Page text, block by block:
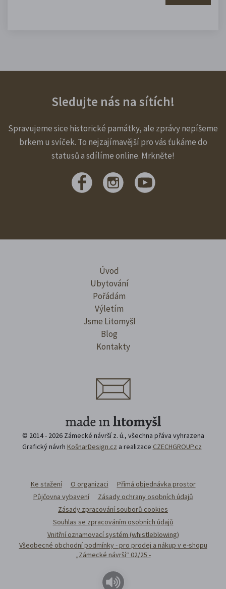
Sledujte nás na sítích!
Spravujeme sice historické památky, ale zprávy nepíšeme
brkem u svíček. To nejzajímavější pro vás ťukáme do
statusů a sdílíme online. Mrkněte!
Úvod
Ubytování
Pořádám
Výletím
Jsme Litomyšl
Blog
Kontakty
© 2014 - 2026 Zámecké návrší z. ú., všechna přáva vyhrazena
Grafický návrh KošnarDesign.cz a realizace CZECHGROUP.cz
Ke stažení O organizaci
Přímá objednávka prostor
Půjčovna vybavení
Zásady ochrany osobních údajů
Zásady zpracování souborů cookies
Souhlas se zpracováním osobních údajů
Vnitřní oznamovací systém (whistleblowing)
Všeobecné obchodní podmínky - pro prodej a nákup v e-shopu
„Zámecké návrší“ 02/25 -